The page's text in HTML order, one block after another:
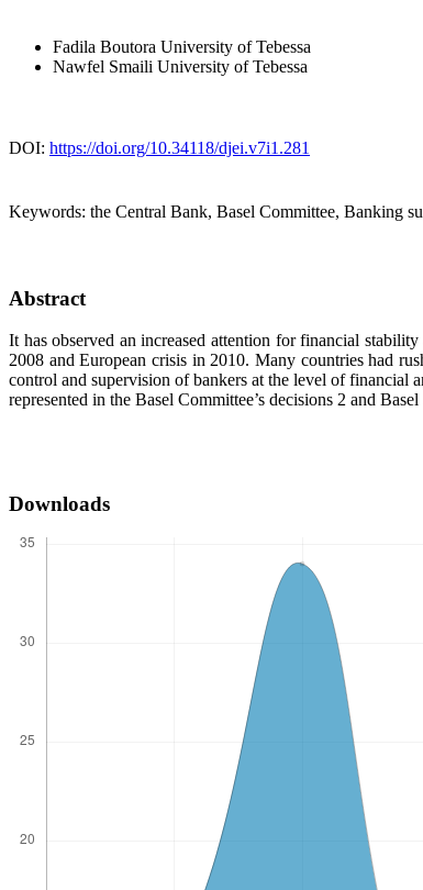
Fadila Boutora University of Tebessa
Nawfel Smaili University of Tebessa
DOI: https://doi.org/10.34118/djei.v7i1.281
Keywords: the Central Bank, Basel Committee, Banking
Abstract
It has observed an increased attention for financial
2008 and European crisis in 2010. Many countries had
control and supervision of bankers at the level of financial
represented in the Basel Committee’s decisions 2 and Basel
Downloads